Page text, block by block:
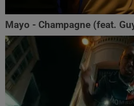
Mayo - Champagne (feat.